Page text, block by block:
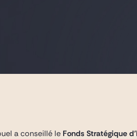
a conseillé le Fonds Stratégique